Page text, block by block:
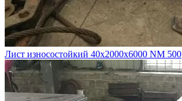
Лист износостойкий 40х2000х6000 NM 500